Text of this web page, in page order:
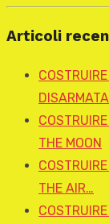
Articoli
THE MOON
THE AIR…